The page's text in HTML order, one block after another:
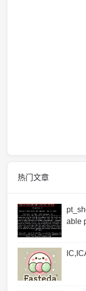
热门文章
able